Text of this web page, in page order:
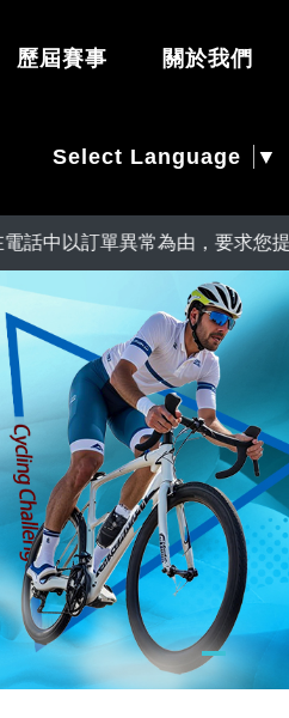
歷屆賽事 關於我們
Select Language ▼
單異常為由，要求您提供信用